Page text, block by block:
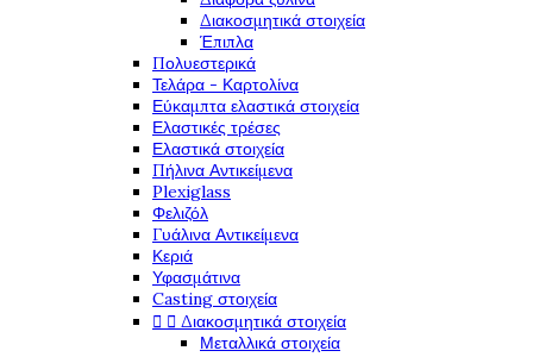
Διακοσμητικά στοιχεία
Έπιπλα
Πολυεστερικά
Τελάρα - Καρτολίνα
Εύκαμπτα ελαστικά στοιχεία
Ελαστικές τρέσες
Ελαστικά στοιχεία
Πήλινα Αντικείμενα
Plexiglass
Φελιζόλ
Γυάλινα Αντικείμενα
Κεριά
Υφασμάτινα
Casting στοιχεία
  Διακοσμητικά στοιχεία
Μεταλλικά στοιχεία